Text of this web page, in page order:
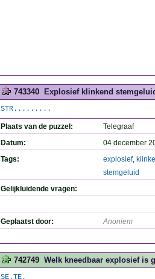
743340 Explosief klinkend
STR.........
Plaats van de puzzel:
Telegraaf
Datum:
04 december
Tags:
explosief,
stemgeluid
Gelijkluidende vragen:
Geplaatst door: Anoniem
742749 Welk kneedbaar explosief is
SE.TE.